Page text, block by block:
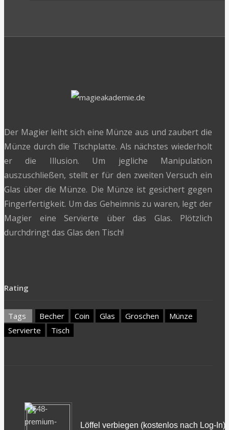
Der Magier leiht sich eine Münze aus und zaubert die
Münze durch die Tischplatte. Als nächstes wiederholt
er die Illusion. Um jegliche Manipulation
auszuschließen, stellt er für den zweiten Versuch ein
Glas über die Münze. Die Münze ist gesichert gegen
Fingerfertigkeit. Um das Geheimnis zu waren, legt der
Magier eine Servierte über das Glas. Plötzlich
durchdringt das Glas den Tisch!
Rating
Tags Becher Coin Glas Groschen
Münze
Servierte
Tisch
Löffel verbiegen (kostenlos nach Log-In)